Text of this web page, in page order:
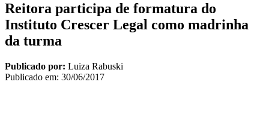
Reitora participa de formatura do
Instituto Crescer Legal como madrinha
da turma
Publicado por: Luiza Rabuski
Publicado em: 30/06/2017